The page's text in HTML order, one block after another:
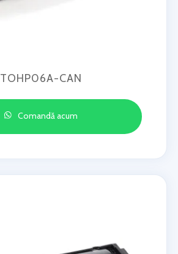
TOHP06A-CAN
Comandă acum